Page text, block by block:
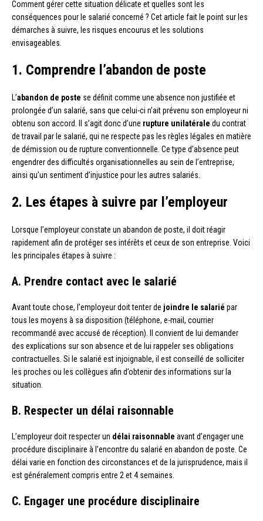
Comment gérer cette situation délicate et quelles sont les
conséquences pour le salarié concerné ? Cet article fait le point sur les
démarches à suivre, les risques encourus et les solutions
envisageables.
1. Comprendre l’abandon de poste
L’abandon de poste se définit comme une absence non justifiée et
prolongée d’un salarié, sans que celui-ci n’ait prévenu son employeur ni
obtenu son accord. Il s’agit donc d’une rupture unilatérale du contrat
de travail par le salarié, qui ne respecte pas les règles légales en matière
de démission ou de rupture conventionnelle. Ce type d’absence peut
engendrer des difficultés organisationnelles au sein de l’entreprise,
ainsi qu’un sentiment d’injustice pour les autres salariés.
2. Les étapes à suivre par l’employeur
Lorsque l’employeur constate un abandon de poste, il doit réagir
rapidement afin de protéger ses intérêts et ceux de son entreprise. Voici
les principales étapes à suivre :
A. Prendre contact avec le salarié
Avant toute chose, l’employeur doit tenter de joindre le salarié par
tous les moyens à sa disposition (téléphone, e-mail, courrier
recommandé avec accusé de réception). Il convient de lui demander
des explications sur son absence et de lui rappeler ses obligations
contractuelles. Si le salarié est injoignable, il est conseillé de solliciter
les proches ou les collègues afin d’obtenir des informations sur la
situation.
B. Respecter un délai raisonnable
L’employeur doit respecter un délai raisonnable avant d’engager une
procédure disciplinaire à l’encontre du salarié en abandon de poste. Ce
délai varie en fonction des circonstances et de la jurisprudence, mais il
est généralement compris entre 2 et 4 semaines.
C. Engager une procédure disciplinaire